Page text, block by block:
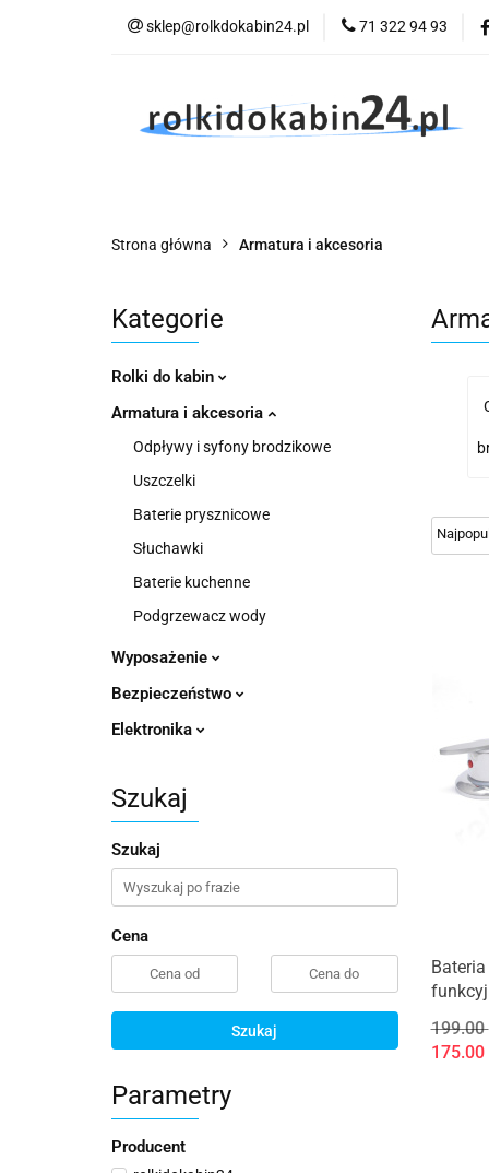
sklep@rolkdokabin24.pl 71 322 94 93
Rolki
Strona główna Armatura i akcesoria
Kategorie
Rolki do kabin
Armatura i akcesoria
Odpływy i syfony brodzikowe
Uszczelki
Baterie prysznicowe
Słuchawki
Baterie kuchenne
Podgrzewacz wody
Wyposażenie
Bezpieczeństwo
Elektronika
Szukaj
Szukaj
Cena
Szukaj
Parametry
Producent
199.00
175.00